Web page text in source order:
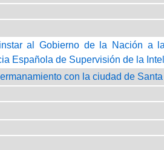
al Gobierno de la Nación a
Española de Supervisión de la
con la ciudad de Santa